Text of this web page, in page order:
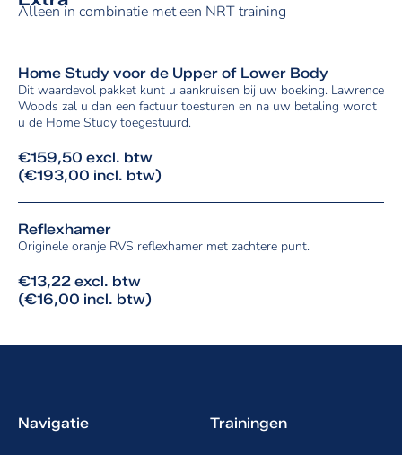
Alleen in combinatie met een NRT training
Home Study voor de Upper of Lower Body
Dit waardevol pakket kunt u aankruisen bij uw boeking. Lawrence
Woods zal u dan een factuur toesturen en na uw betaling wordt
u de Home Study toegestuurd.
€159,50 excl. btw
(€193,00 incl. btw)
Reflexhamer
Originele oranje RVS reflexhamer met zachtere punt.
€13,22 excl. btw
(€16,00 incl. btw)
Navigatie Trainingen